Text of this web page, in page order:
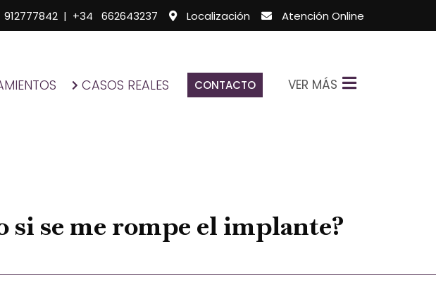
| +34 662643237 Localización Atención Online
CASOS REALES CONTACTO VER MÁS
si se me rompe el implante?